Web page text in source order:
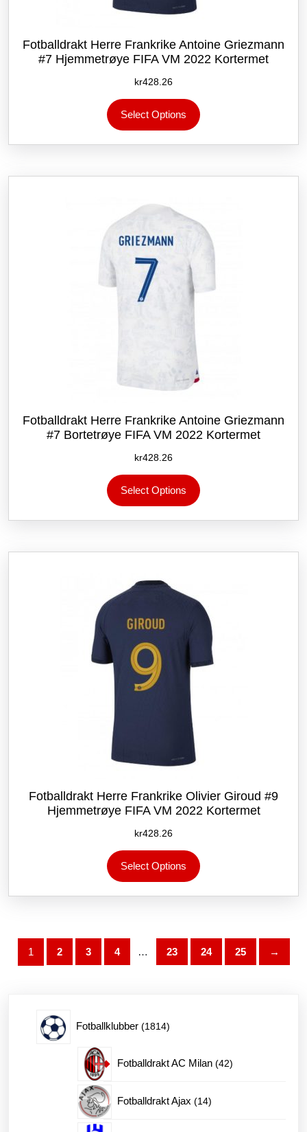
Fotballdrakt Herre Frankrike Antoine Griezmann
#7 Hjemmetrøye FIFA VM 2022 Kortermet
kr428.26
Select Options
produktet
flere
Alternativene
på
produktsiden
Fotballdrakt Herre Frankrike Antoine Griezmann
#7 Bortetrøye FIFA VM 2022 Kortermet
kr428.26
Select Options
produktet
flere
Alternativene
produktsiden
Fotballdrakt Herre Frankrike Olivier Giroud #9
Hjemmetrøye FIFA VM 2022 Kortermet
kr428.26
Select Options
produktet
flere
velges
1 2 3 4 … 23 24 25 →
Fotballklubber 18141814
Fotballdrakt AC Milan 4242
Fotballdrakt Ajax 1414